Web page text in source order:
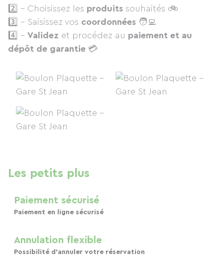
2️⃣ - Choisissez les produits souhaités 🚲
3️⃣ - Saisissez vos coordonnées 🧑‍💻
4️⃣ - Validez et procédez au paiement et au
dépôt de garantie 💳
Les petits plus
Paiement sécurisé
Paiement en ligne sécurisé
Annulation flexible
Possibilité d'annuler votre réservation